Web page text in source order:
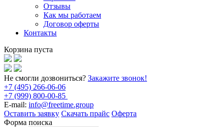
Отзывы
Как мы работаем
Договор оферты
Контакты
Корзина пуста
Не смогли дозвониться? Закажите звонок!
+7 (495) 266-06-06
+7 (999) 800-00-85
E-mail: info@freetime.group
Оставить заявку Скачать прайс Оферта
Форма поиска